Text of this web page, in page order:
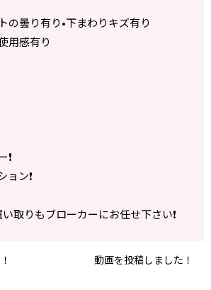
曇り有り•下まわりキズ有り
用感有り
ン❗️
取りもブローカーにお任せ下さい❗️
動画を投稿しました！